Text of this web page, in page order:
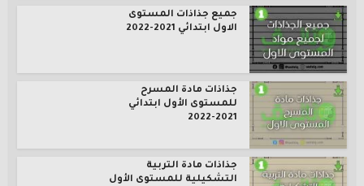
جميع جذاذات المستوى
الاول ابتدائي 2021-2022
جذاذات مادة المسرح
للمستوى الأول ابتدائي
2021-2022
جذاذات مادة التربية
التشكيلية للمستوى الأول